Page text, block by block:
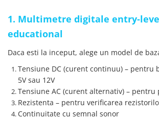
Accesorii pentru Gaurit
Burghie pentru Metal
Genti pentru Scule si Unelte
Electronica
Unelte pentru Electronica
Aparate de Sudura in Puncte
Microscoape Digitale
WEEEMAKE
YAHBOOM
YATO
1. Multimetre digitale entry-
educational
Daca esti la inceput, alege un model de
Tensiune DC (curent continuu) – pentru
5V sau 12V
Tensiune AC (curent alternativ) – pentru
Rezistenta – pentru verificarea
Continuitate cu semnal sonor